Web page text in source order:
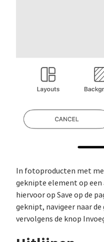
In fotoproducten met
geknipte element op een
hiervoor op Save op de
geknipt, navigeer naar
vervolgens de knop